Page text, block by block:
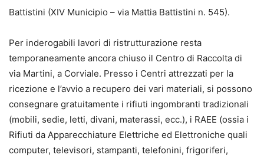
Battistini (XIV Municipio – via Mattia Battistini n. 545).
Per inderogabili lavori di ristrutturazione resta
temporaneamente ancora chiuso il Centro di Raccolta di
via Martini, a Corviale. Presso i Centri attrezzati per la
ricezione e l’avvio a recupero dei vari materiali, si possono
consegnare gratuitamente i rifiuti ingombranti tradizionali
(mobili, sedie, letti, divani, materassi, ecc.), i RAEE (ossia i
Rifiuti da Apparecchiature Elettriche ed Elettroniche quali
computer, televisori, stampanti, telefonini, frigoriferi,